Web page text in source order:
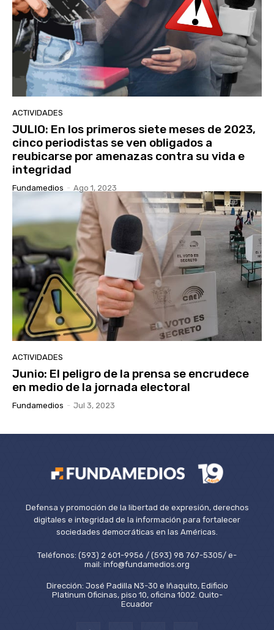
ACTIVIDADES
JULIO: En los primeros siete meses de 2023,
cinco periodistas se ven obligados a
reubicarse por amenazas contra su vida e
integridad
Fundamedios - Ago 1, 2023
ACTIVIDADES
Junio: El peligro de la prensa se encrudece
en medio de la jornada electoral
Fundamedios - Jul 3, 2023
Defensa y promoción de la libertad de expresión, derechos
digitales e integridad de la información para fortalecer
sociedades democráticas en las Américas.
Teléfonos: (593) 2 601-9956 / (593) 98 767-5305/ e-
mail: info@fundamedios.org
Dirección: José Padilla N3-30 e Iñaquito, Edificio
Platinum Oficinas, piso 10, oficina 1002. Quito-
Ecuador